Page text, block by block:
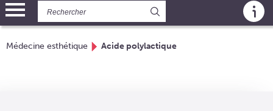
Médecine esthétique Acide polylactique
Panneau de gestion des cookies